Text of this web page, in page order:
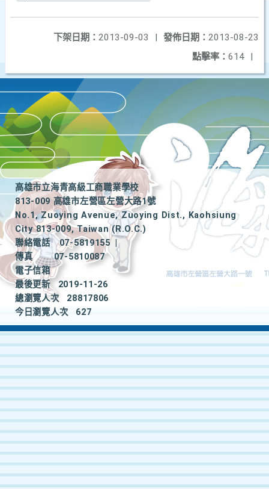
發佈日期： 2013-08-23
下架日期： 2013-09-03
|
點擊率： 614 |
高雄市立海青高級工商職業學校
813-009 高雄市左營區左營大路1號
No.1, Zuoying Avenue, Zuoying Dist., Kaohsiung
City 813-009, Taiwan (R.O.C.)
聯絡電話
07-5819155
|
傳真
07-5810087
電子信箱
最後更新
2019-11-26
總瀏覽人次
28817806
今日瀏覽人次
627